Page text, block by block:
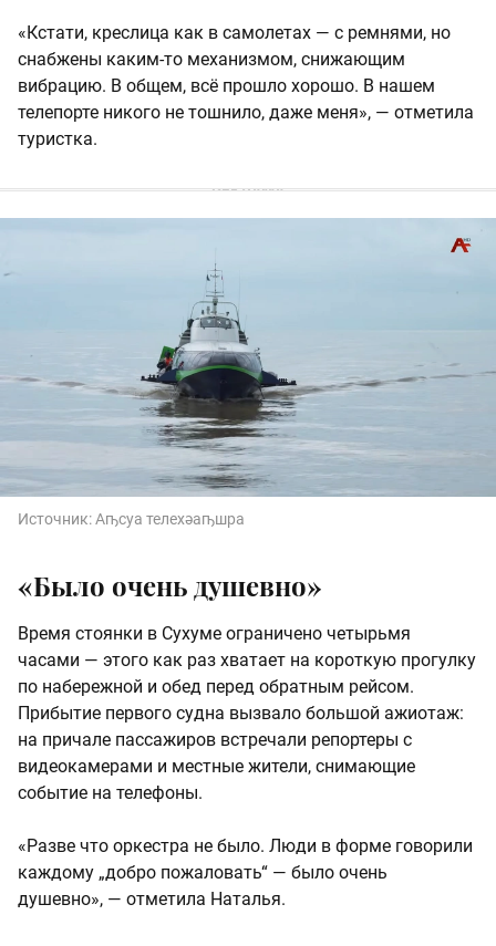
«Кстати, креслица как в самолетах — с ремнями, но
снабжены каким-то механизмом, снижающим
вибрацию. В общем, всё прошло хорошо. В нашем
телепорте никого не тошнило, даже меня», — отметила
туристка.
Источник:Аҧсуа телехәаҧшра
«Было очень душевно»
Время стоянки в Сухуме ограничено четырьмя
часами — этого как раз хватает на короткую прогулку
по набережной и обед перед обратным рейсом.
Прибытие первого судна вызвало большой ажиотаж:
на причале пассажиров встречали репортеры с
видеокамерами и местные жители, снимающие
событие на телефоны.
«Разве что оркестра не было. Люди в форме говорили
каждому „добро пожаловать“ — было очень
душевно», — отметила Наталья.